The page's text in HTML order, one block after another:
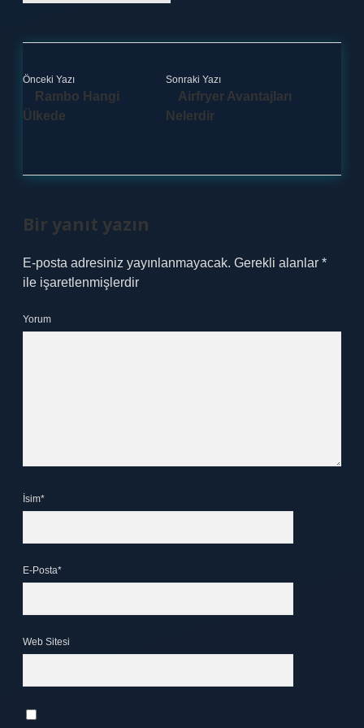
Önceki Yazı
Rambo Hangi
Ülkede
Sonraki Yazı
Airfryer Avantajları
Nelerdir
Bir yanıt yazın
E-posta adresiniz yayınlanmayacak. Gerekli alanlar *
ile işaretlenmişlerdir
Yorum
İsim*
E-Posta*
Web Sitesi